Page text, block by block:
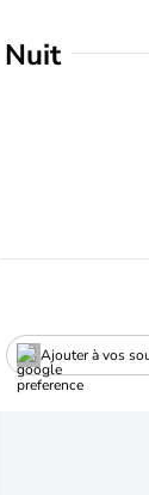
Nuit
Ajouter à vos